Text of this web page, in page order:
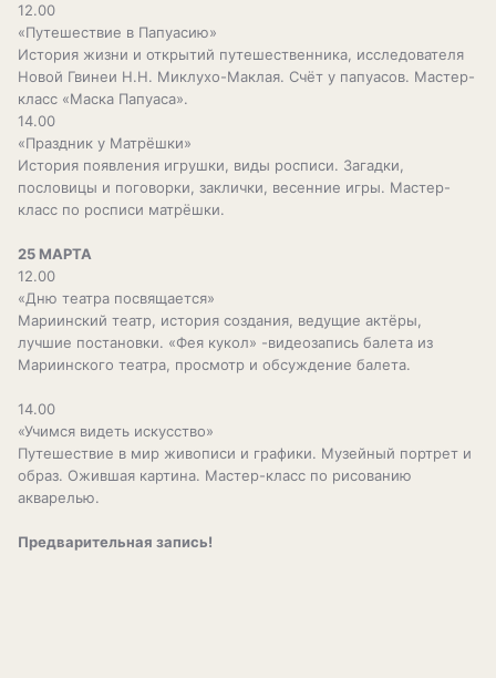
12.00
«Путешествие в Папуасию»
История жизни и открытий путешественника, исследователя
Новой Гвинеи Н.Н. Миклухо-Маклая. Счёт у папуасов. Мастер-
класс «Маска Папуаса».
14.00
«Праздник у Матрёшки»
История появления игрушки, виды росписи. Загадки,
пословицы и поговорки, заклички, весенние игры. Мастер-
класс по росписи матрёшки.
25 МАРТА
12.00
«Дню театра посвящается»
Мариинский театр, история создания, ведущие актёры,
лучшие постановки. «Фея кукол» -видеозапись балета из
Мариинского театра, просмотр и обсуждение балета.
14.00
«Учимся видеть искусство»
Путешествие в мир живописи и графики. Музейный портрет и
образ. Ожившая картина. Мастер-класс по рисованию
акварелью.
Предварительная запись!